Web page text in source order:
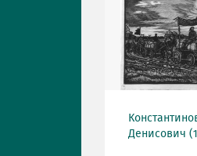
Денисович